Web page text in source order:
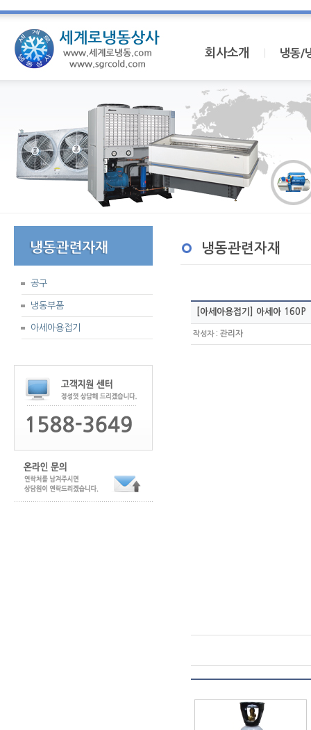
회사소개 냉동/
공구
냉동부품
아세아용접기
냉동관련자재
[아세아용접기] 아세아 160P
작성자: 관리자